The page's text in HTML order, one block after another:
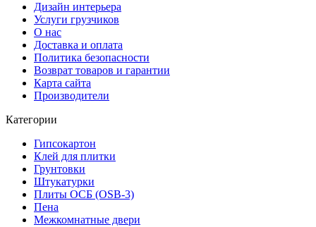
Дизайн интерьера
Услуги грузчиков
О нас
Доставка и оплата
Политика безопасности
Возврат товаров и гарантии
Карта сайта
Производители
Категории
Гипсокартон
Клей для плитки
Грунтовки
Штукатурки
Плиты ОСБ (OSB-3)
Пена
Межкомнатные двери